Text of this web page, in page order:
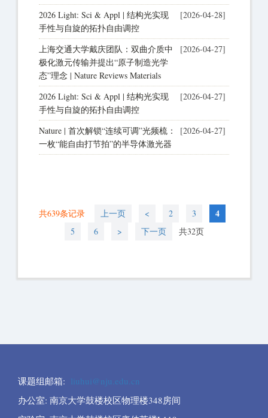
[2026-04-28]
2026 Light: Sci & Appl | 结构光实现
手性与自旋的拓扑自由调控
[2026-04-27]
上海交通大学戴庆团队：双曲介质中
极化激元传输并提出“原子制造光学
态”理念 | Nature Reviews Materials
[2026-04-27]
2026 Light: Sci & Appl | 结构光实现
手性与自旋的拓扑自由调控
[2026-04-27]
Nature | 首次解锁“连续可调”光频梳：
一枚“能自由打节拍”的半导体激光器
共639条记录 上一页 < 2 3 4
5 6 > 下一页 共32页
课题组邮箱: liuhui@nju.edu.cn
办公室: 南京大学鼓楼校区物理楼348房间